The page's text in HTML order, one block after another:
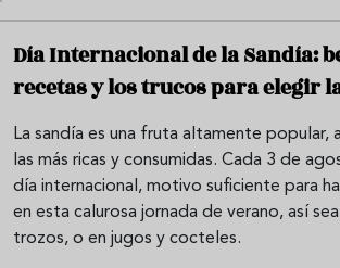
Día Internacional de la Sandía:
recetas y los trucos para elegir
La sandía es una fruta altamente popular,
las más ricas y consumidas. Cada 3 de
día internacional, motivo suficiente para
en esta calurosa jornada de verano, así
trozos, o en jugos y cocteles.